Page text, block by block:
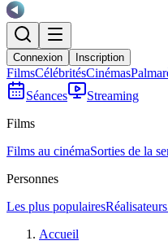
Connexion Inscription
FilmsCélébritésCinémas
Séances
Streaming
Films
Films au cinémaSorties de la
Personnes
Les plus populaires
Accueil